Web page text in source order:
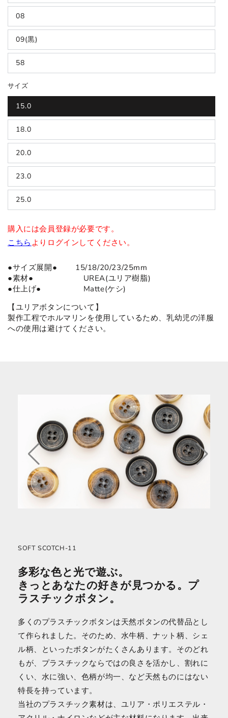
08
09(黒)
58
サイズ
15.0
18.0
20.0
23.0
25.0
購入には会員登録が必要です。
こちら よりログインしてください。
●サイズ展開● 15/18/20/23/25mm
●素材● UREA(ユリア樹脂)
●仕上げ● Matte(ケシ)
【ユリアボタンについて】
製作工程でホルマリンを使用しているため、乳幼児の洋服
への使用は避けてください。
SOFT SCOTCH-11
多彩な色と光で遊ぶ。
きっとあなたの好きが見つかる。プ
ラスチックボタン。
多くのプラスチックボタンは天然ボタンの代替品とし
て作られました。そのため、水牛柄、ナット柄、シェ
ル柄、といったボタンがたくさんあります。そのどれ
もが、プラスチックならではの良さを活かし、割れに
くい、水に強い、色柄が均一、など天然ものにはない
特長を持っています。
当社のプラスチック素材は、ユリア・ポリエステル・